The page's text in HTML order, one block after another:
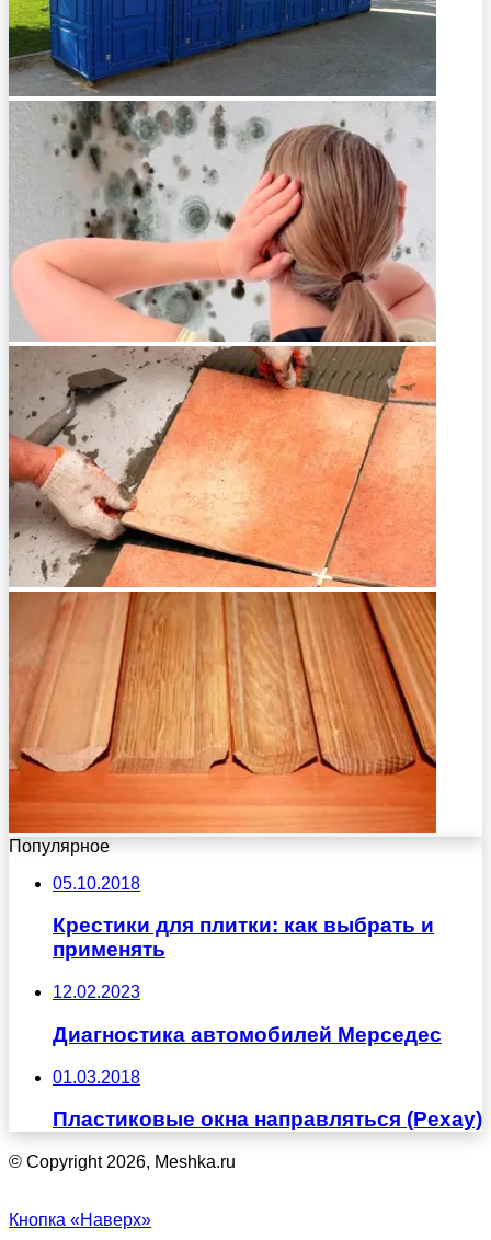
Популярное
05.10.2018
Крестики для плитки: как выбрать и
применять
12.02.2023
Диагностика автомобилей Мерседес
01.03.2018
Пластиковые окна направляться (Рехау)
© Copyright 2026, Meshka.ru
Кнопка «Наверх»